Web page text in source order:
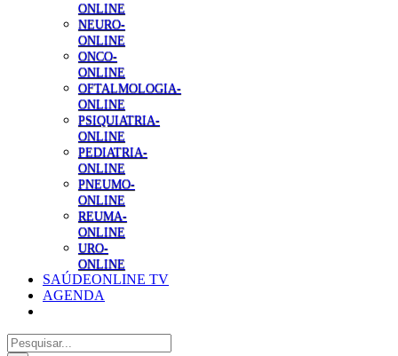
ONLINE
NEURO-
ONLINE
ONCO-
ONLINE
OFTALMOLOGIA-
ONLINE
PSIQUIATRIA-
ONLINE
PEDIATRIA-
ONLINE
PNEUMO-
ONLINE
REUMA-
ONLINE
URO-
ONLINE
SAÚDEONLINE TV
AGENDA
Pesquisar